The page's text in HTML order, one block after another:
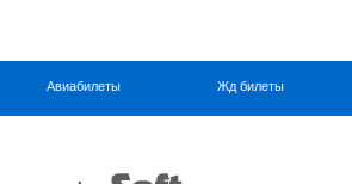
Авиабилеты Жд билеты